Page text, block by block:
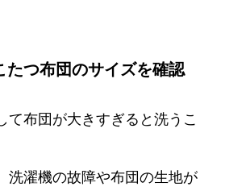
たつ布団のサイズを確認
て布団が大きすぎると洗うこ
洗濯機の故障や布団の生地が